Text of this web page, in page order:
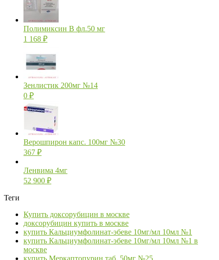
Полимиксин В фл.50 мг
1 168 ₽
Зенлистик 200мг №14
0 ₽
Верошпирон капс. 100мг №30
367 ₽
Ленвима 4мг
52 900 ₽
Теги
Купить доксорубицин в москве
доксорубицин купить в москве
купить Кальциумфолинат-эбеве 10мг/мл 10мл №1
купить Кальциумфолинат-эбеве 10мг/мл 10мл №1 в
москве